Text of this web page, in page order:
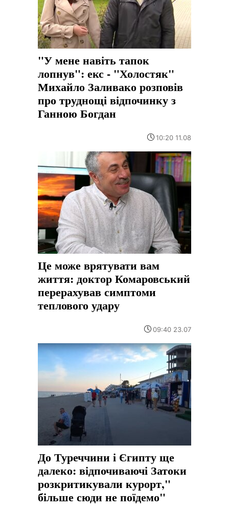
"У мене навіть тапок
лопнув": екс - "Холостяк"
Михайло Заливако розповів
про труднощі відпочинку з
Ганною Богдан
10:20 11.08
Це може врятувати вам
життя: доктор Комаровський
перерахував симптоми
теплового удару
09:40 23.07
До Туреччини і Єгипту ще
далеко: відпочиваючі Затоки
розкритикували курорт,"
більше сюди не поїдемо"